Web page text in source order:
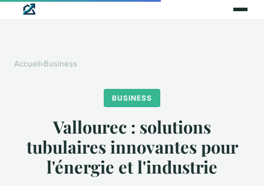
Accueil›Business
BUSINESS
Vallourec : solutions
tubulaires innovantes pour
l'énergie et l'industrie